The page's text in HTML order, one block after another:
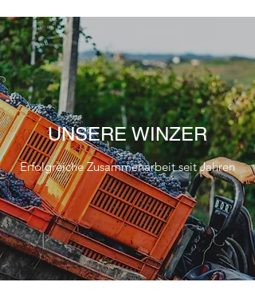
UNSERE WINZER
Erfolgreiche Zusammenarbeit seit Jahren